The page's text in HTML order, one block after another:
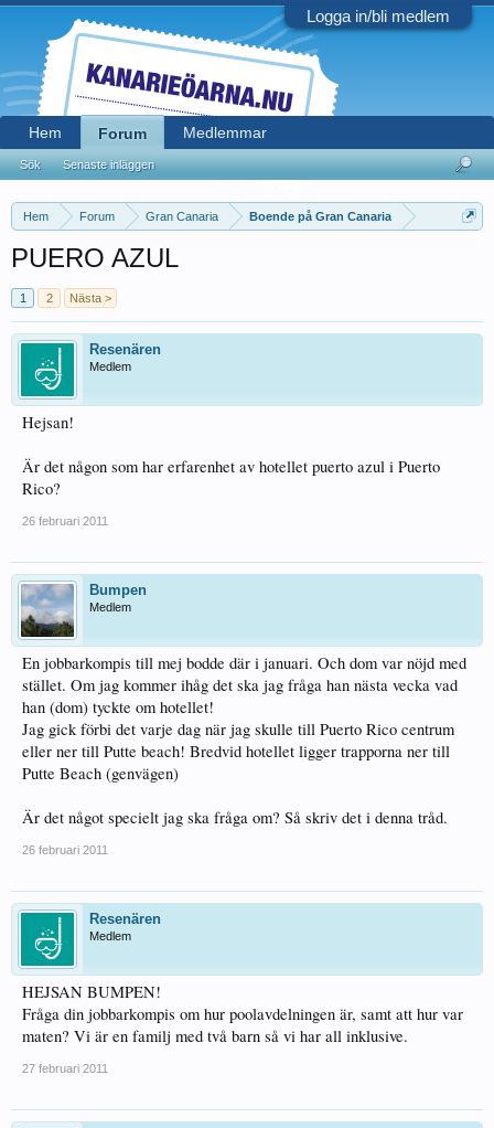
Logga in/bli medlem
Hem Forum Gran Canaria Boende på Gran Canaria
PUERO AZUL
1 2 Nästa >
Resenären
Medlem
Hejsan!
Är det någon som har erfarenhet av hotellet puerto azul i Puerto
Rico?
26 februari 2011
Bumpen
Medlem
En jobbarkompis till mej bodde där i januari. Och dom var nöjd med
stället. Om jag kommer ihåg det ska jag fråga han nästa vecka vad
han (dom) tyckte om hotellet!
Jag gick förbi det varje dag när jag skulle till Puerto Rico centrum
eller ner till Putte beach! Bredvid hotellet ligger trapporna ner till
Putte Beach (genvägen)
Är det något specielt jag ska fråga om? Så skriv det i denna tråd.
26 februari 2011
Resenären
Medlem
HEJSAN BUMPEN!
Fråga din jobbarkompis om hur poolavdelningen är, samt att hur var
maten? Vi är en familj med två barn så vi har all inklusive.
27 februari 2011
Hem Forum
Sök Senaste inläggen
Medlemmar